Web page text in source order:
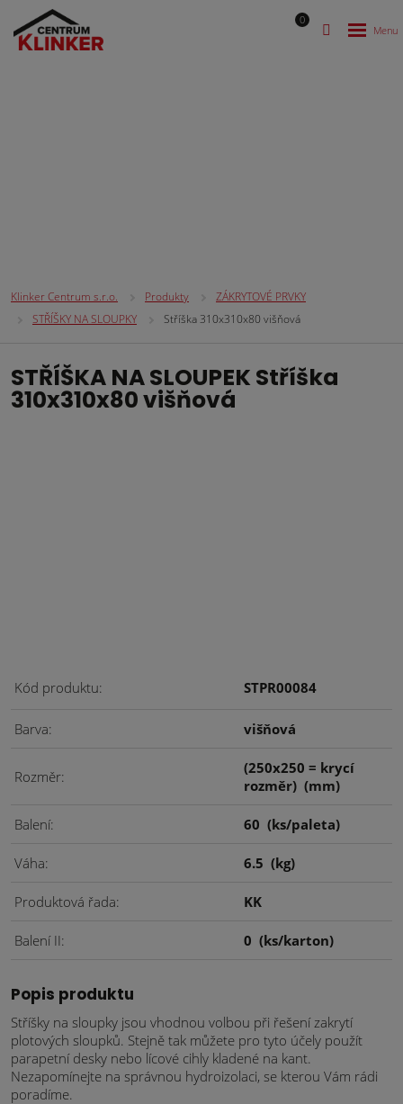
0
Klinker Centrum s.r.o. Produkty
ZÁKRYTOVÉ PRVKY
STŘÍŠKY NA SLOUPKY
Stříška 310x310x80 višňová
STŘÍŠKA NA SLOUPEK Stříška
310x310x80 višňová
Kód produktu STPR00084
Barva višňová
Rozměr
(250x250 = krycí
rozměr) (mm)
Balení 60 (ks/paleta)
Váha 6.5 (kg)
Produktová řada KK
Balení II 0 (ks/karton)
Popis produktu
Stříšky na sloupky jsou vhodnou volbou při řešení zakrytí
plotových sloupků. Stejně tak můžete pro tyto účely použít
parapetní desky nebo lícové cihly kladené na kant.
Nezapomínejte na správnou hydroizolaci, se kterou Vám rádi
poradíme.